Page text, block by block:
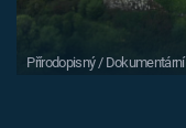
Přírodopisný / Dokumentární